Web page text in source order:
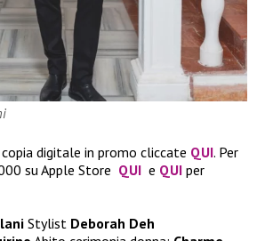
digitale in promo cliccate QUI. Per
su Apple Store QUI e QUI per
Stylist Deborah Deh